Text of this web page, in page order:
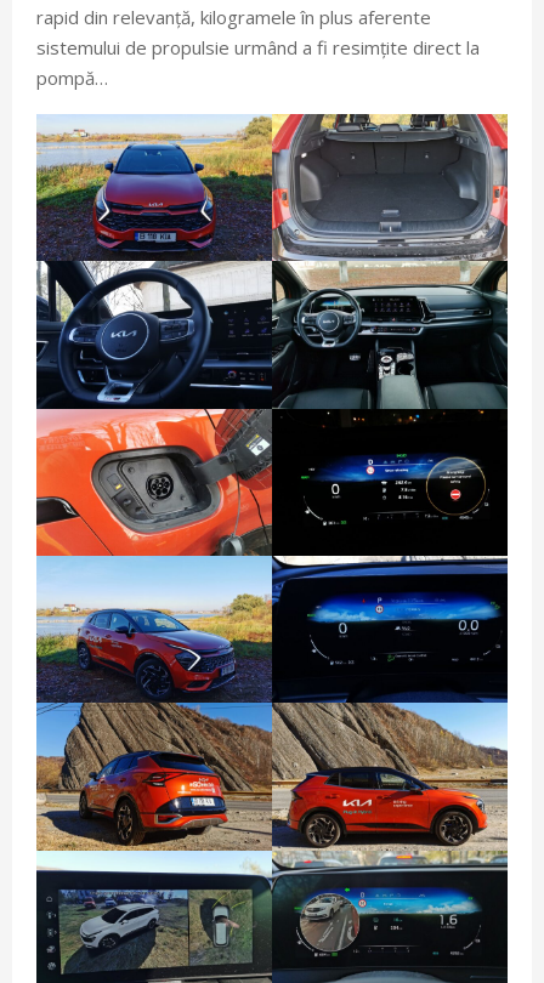
rapid din relevanță, kilogramele în plus aferente
sistemului de propulsie urmând a fi resimțite direct la
pompă…